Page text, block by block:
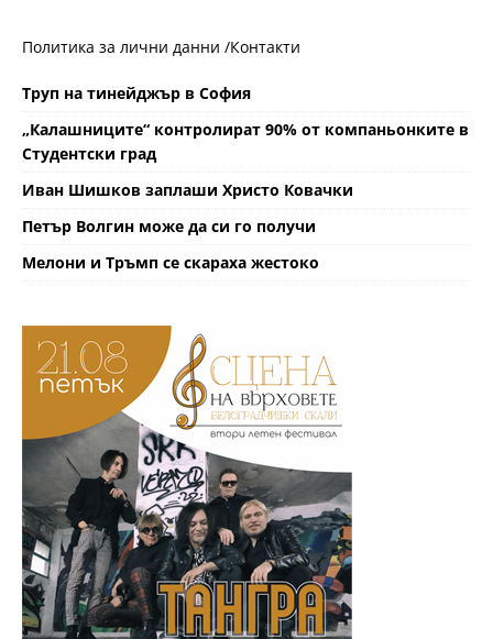
Политика за лични данни /Контакти
Труп на тинейджър в София
„Калашниците“ контролират 90% от компаньонките в
Студентски град
Иван Шишков заплаши Христо Ковачки
Петър Волгин може да си го получи
Мелони и Тръмп се скараха жестоко